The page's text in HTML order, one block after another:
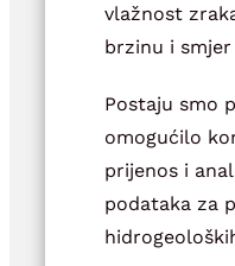
vlažnost
brzinu i
Postaju smo
omogućilo
prijenos i
podataka za